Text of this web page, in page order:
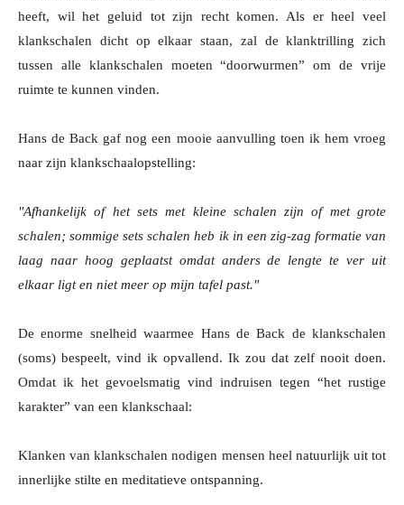
heeft, wil het geluid tot zijn recht komen. Als er heel veel
klankschalen dicht op elkaar staan, zal de klanktrilling zich
tussen alle klankschalen moeten “doorwurmen” om de vrije
ruimte te kunnen vinden.
Hans de Back gaf nog een mooie aanvulling toen ik hem vroeg
naar zijn klankschaalopstelling:
"Afhankelijk of het sets met kleine schalen zijn of met grote
schalen; sommige sets schalen heb ik in een zig-zag formatie van
laag naar hoog geplaatst omdat anders de lengte te ver uit
elkaar ligt en niet meer op mijn tafel past."
De enorme snelheid waarmee Hans de Back de klankschalen
(soms) bespeelt, vind ik opvallend. Ik zou dat zelf nooit doen.
Omdat ik het gevoelsmatig vind indruisen tegen “het rustige
karakter” van een klankschaal:
Klanken van klankschalen nodigen mensen heel natuurlijk uit tot
innerlijke stilte en meditatieve ontspanning.